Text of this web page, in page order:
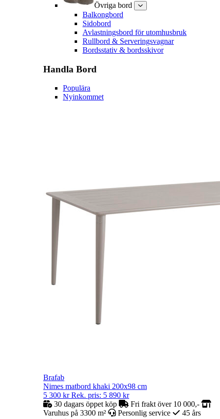
Övriga bord
Balkongbord
Sidobord
Avlastningsbord för utomhusbruk
Rullbord & Serveringsvagnar
Bordsstativ & bordsskivor
Handla Bord
Populära
Nyinkommet
Brafab
Nimes matbord khaki 200x98 cm
5 300 kr Rek. pris: 5 890 kr
30 dagars öppet köp
Fri frakt över 10 000,-
Varuhus på 3300 m²
Personlig service
45 års